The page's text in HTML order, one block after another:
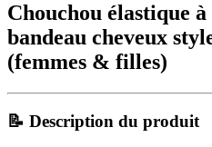
Chouchou élastique à
bandeau cheveux
(femmes & filles)
📝 Description du produit